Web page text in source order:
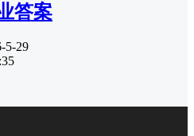
答案
5-29